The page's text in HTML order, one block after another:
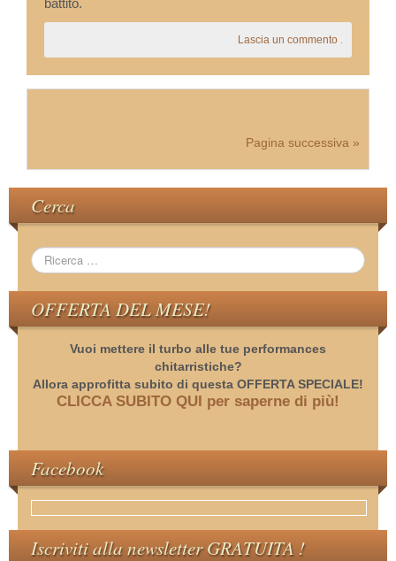
battito.
Lascia un commento .
Pagina successiva »
Cerca
OFFERTA DEL MESE!
Vuoi mettere il turbo alle tue performances
chitarristiche?
Allora approfitta subito di questa OFFERTA SPECIALE!
CLICCA SUBITO QUI per saperne di più!
Facebook
Iscriviti alla newsletter GRATUITA !